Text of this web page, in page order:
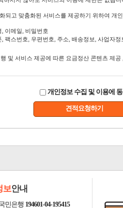
개인정보 수집 및 이용에 동
견적요청하기
보안내
민은행 194601-04-195415